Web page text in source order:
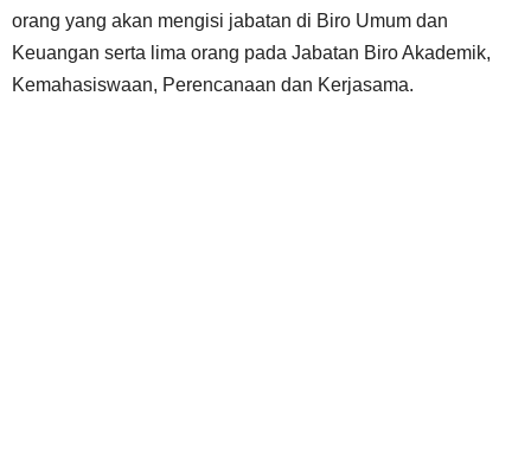
orang yang akan mengisi jabatan di Biro Umum dan
Keuangan serta lima orang pada Jabatan Biro Akademik,
Kemahasiswaan, Perencanaan dan Kerjasama.